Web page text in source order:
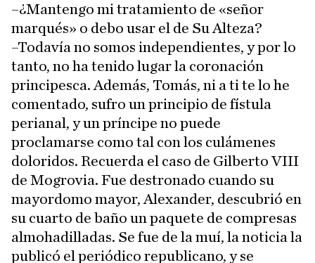
–¿Mantengo mi tratamiento de «señor
marqués» o debo usar el de Su Alteza?
–Todavía no somos independientes, y por lo
tanto, no ha tenido lugar la coronación
principesca. Además, Tomás, ni a ti te lo he
comentado, sufro un principio de fístula
perianal, y un príncipe no puede
proclamarse como tal con los culámenes
doloridos. Recuerda el caso de Gilberto VIII
de Mogrovia. Fue destronado cuando su
mayordomo mayor, Alexander, descubrió en
su cuarto de baño un paquete de compresas
almohadilladas. Se fue de la muí, la noticia la
publicó el periódico republicano, y se